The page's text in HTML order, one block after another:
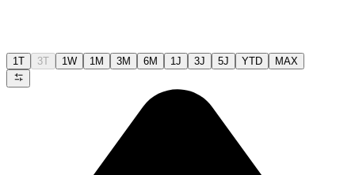
1T 3T 1W 1M 3M 6M 1J 3J 5J YTD MAX